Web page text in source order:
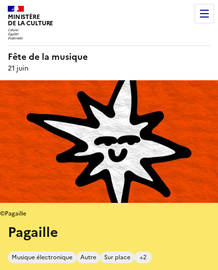
MINISTÈRE
DE LA CULTURE
Fête de la musique
21 juin
Pagaille
Musique électronique Autre Sur place +2
©Pagaille